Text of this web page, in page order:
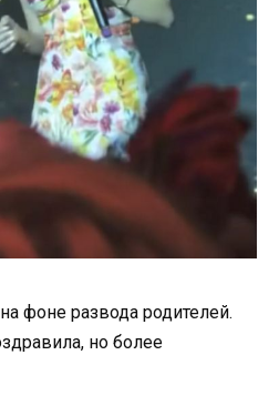
фоне развода родителей.
но более